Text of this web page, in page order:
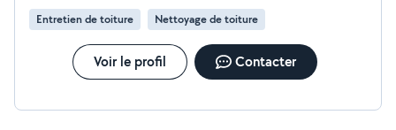
Entretien de toiture Nettoyage de toiture
Voir le profil Contacter